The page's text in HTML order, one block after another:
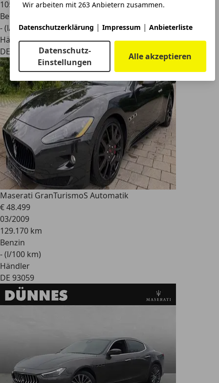
Wir arbeiten mit 263 Anbietern zusammen.
Datenschutzerklärung | Impressum | Anbieterliste
Datenschutz-
Einstellungen
Alle akzeptieren
105.990 km
Benzin
- (l/100 km)
Händler
DE 93059
Maserati GranTurismoS Automatik
€ 48.499
03/2009
129.170 km
Benzin
- (l/100 km)
Händler
DE 93059